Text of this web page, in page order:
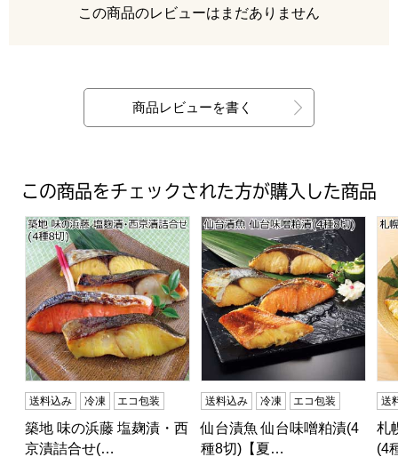
レビュー
この商品のレビューはまだありません
商品レビューを書く
この商品をチェックされた方が購入した商品
築地 味の浜藤 塩麹漬・西京漬詰合せ(4種8切)【夏の贈り
送料込み 冷凍 エコ包装
築地 味の浜藤 塩麹漬・西
京漬詰合せ(…
仙台漬魚 仙台味噌粕漬(4種8
送料込み 冷凍 エコ包装
仙台漬魚 仙台味噌粕漬(4
種8切)【夏…
札
送
札
(4